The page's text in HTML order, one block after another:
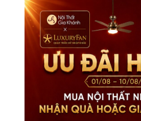
Đại
BT2301CD
lượng